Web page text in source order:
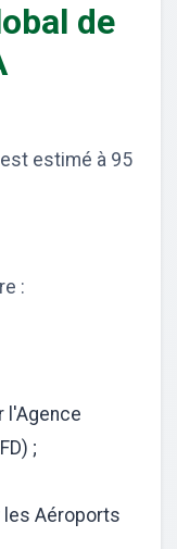
de
estimé à 95
:
l'Agence
;
les Aéroports